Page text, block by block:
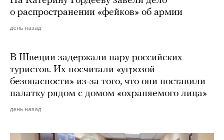
о распространении «фейков» об армии
день назад
В Швеции задержали пару российских
туристов. Их посчитали «угрозой
безопасности» из-за того, что они поставили
палатку рядом с домом «охраняемого лица»
день назад